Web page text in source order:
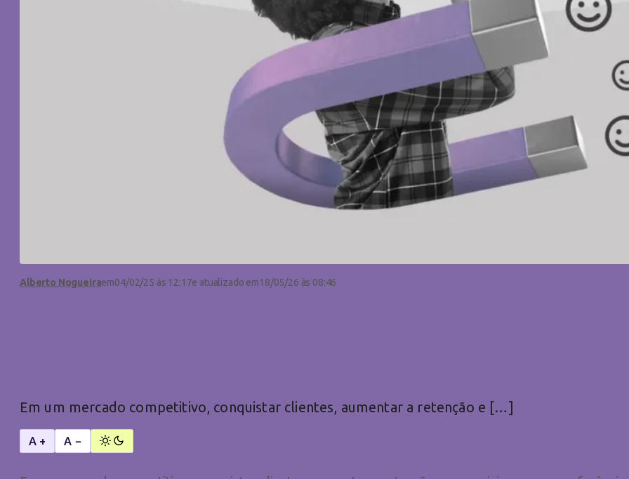
Alberto Nogueiraem04/02/25 às 12:17e atualizado em18/05/26 às 08:46
Em um mercado competitivo, conquistar clientes, aumentar a retenção e […]
A + A −